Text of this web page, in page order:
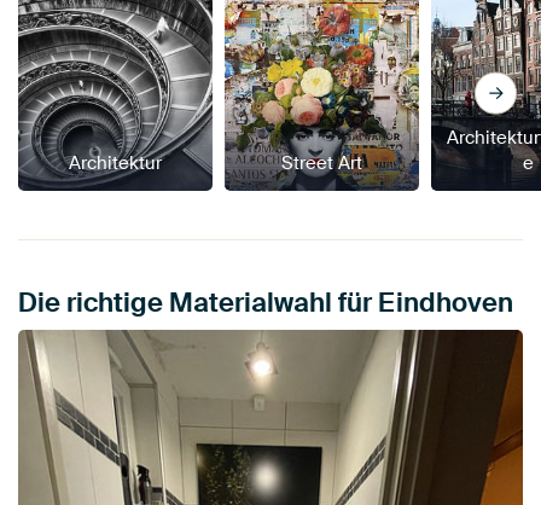
Architektur Street Art
e
Die richtige Materialwahl für Eindhoven